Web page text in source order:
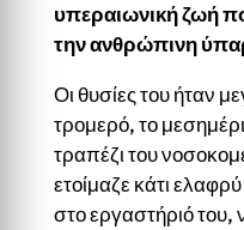
υπεραιωνική ζωή
την ανθρώπινη
Οι θυσίες του ήταν
τρομερό, το
τραπέζι του
ετοίμαζε κάτι
στο εργαστήριό του,